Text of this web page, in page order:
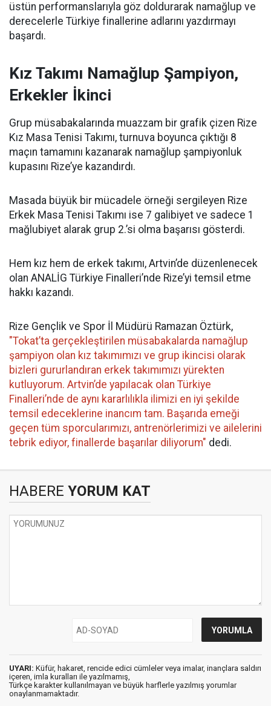
üstün performanslarıyla göz doldurarak namağlup ve
derecelerle Türkiye finallerine adlarını yazdırmayı
başardı.
Kız Takımı Namağlup Şampiyon,
Erkekler İkinci
Grup müsabakalarında muazzam bir grafik çizen Rize
Kız Masa Tenisi Takımı, turnuva boyunca çıktığı 8
maçın tamamını kazanarak namağlup şampiyonluk
kupasını Rize’ye kazandırdı.
Masada büyük bir mücadele örneği sergileyen Rize
Erkek Masa Tenisi Takımı ise 7 galibiyet ve sadece 1
mağlubiyet alarak grup 2.’si olma başarısı gösterdi.
Hem kız hem de erkek takımı, Artvin’de düzenlenecek
olan ANALİG Türkiye Finalleri’nde Rize’yi temsil etme
hakkı kazandı.
Rize Gençlik ve Spor İl Müdürü Ramazan Öztürk,
"Tokat’ta gerçekleştirilen müsabakalarda namağlup
şampiyon olan kız takımımızı ve grup ikincisi olarak
bizleri gururlandıran erkek takımımızı yürekten
kutluyorum. Artvin’de yapılacak olan Türkiye
Finalleri’nde de aynı kararlılıkla ilimizi en iyi şekilde
temsil edeceklerine inancım tam. Başarıda emeği
geçen tüm sporcularımızı, antrenörlerimizi ve ailelerini
tebrik ediyor, finallerde başarılar diliyorum" dedi.
HABERE YORUM KAT
UYARI: Küfür, hakaret, rencide edici cümleler veya imalar, inançlara saldırı
içeren, imla kuralları ile yazılmamış,
Türkçe karakter kullanılmayan ve büyük harflerle yazılmış yorumlar
onaylanmamaktadır.